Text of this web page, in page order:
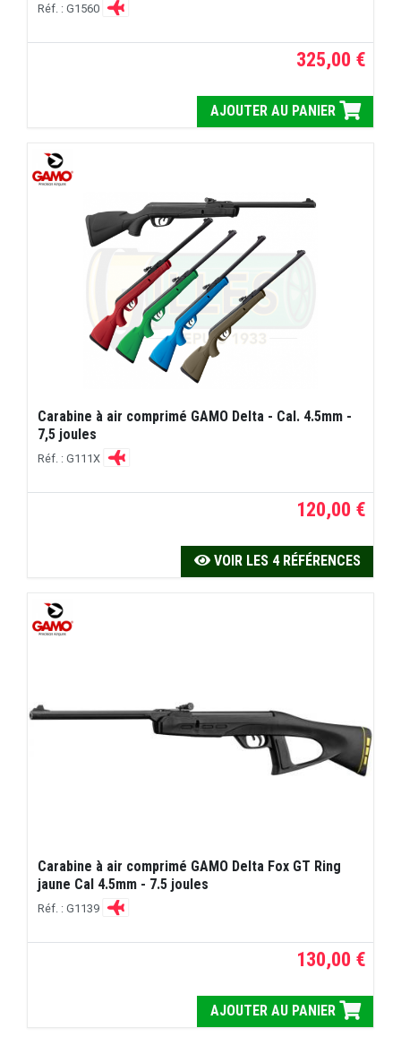
Réf. : G1560
325,00 €
AJOUTER AU PANIER
Carabine à air comprimé GAMO Delta - Cal. 4.5mm -
7,5 joules
Réf. : G111X
120,00 €
VOIR LES 4 RÉFÉRENCES
Carabine à air comprimé GAMO Delta Fox GT Ring
jaune Cal 4.5mm - 7.5 joules
Réf. : G1139
130,00 €
AJOUTER AU PANIER